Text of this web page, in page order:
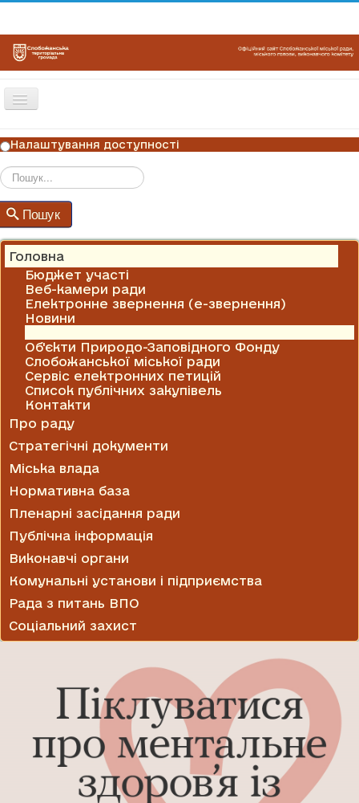
Перемикач
ГОЛОВНА
НОВИНИ
ОГОЛОШЕННЯ
ГРАФІКИ ПРИЙОМУ
КОНТАКТИ
Налаштування доступності
Пошук
Головна
Бюджет участі
Веб-камери ради
Електронне звернення (е-звернення)
Новини
Об'єкти Природо-Заповідного Фонду
Слобожанської міської ради
Сервіс електронних петицій
Список публічних закупівель
Контакти
Про раду
Стратегічні документи
Міська влада
Нормативна база
Пленарні засідання ради
Публічна інформація
Виконавчі органи
Комунальні установи і підприємства
Рада з питань ВПО
Соціальний захист